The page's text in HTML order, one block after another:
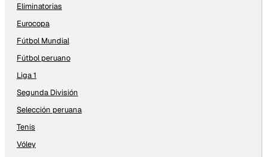
Eliminatorias
Eurocopa
Fútbol Mundial
Fútbol peruano
Liga 1
Segunda División
Selección peruana
Tenis
Vóley